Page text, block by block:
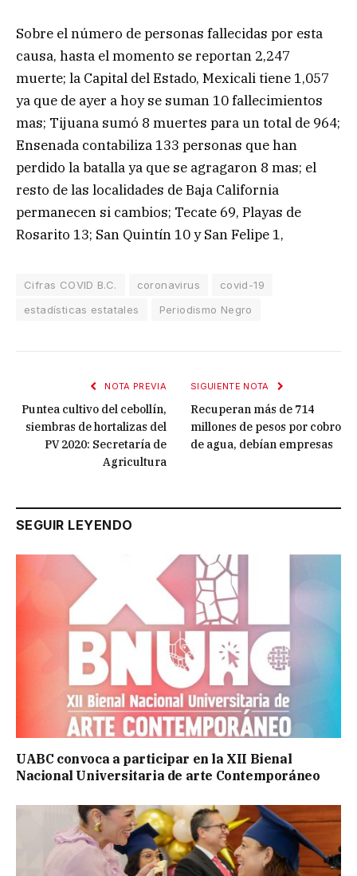
Sobre el número de personas fallecidas por esta
causa, hasta el momento se reportan 2,247
muerte; la Capital del Estado, Mexicali tiene 1,057
ya que de ayer a hoy se suman 10 fallecimientos
mas; Tijuana sumó 8 muertes para un total de 964;
Ensenada contabiliza 133 personas que han
perdido la batalla ya que se agragaron 8 mas; el
resto de las localidades de Baja California
permanecen si cambios; Tecate 69, Playas de
Rosarito 13; San Quintín 10 y San Felipe 1,
Cifras COVID B.C. coronavirus
covid-19
estadísticas estatales
Periodismo Negro
NOTA PREVIA
Puntea cultivo del cebollín,
siembras de hortalizas del
PV 2020: Secretaría de
Agricultura
SIGUIENTE NOTA
Recuperan más de 714
millones de pesos por cobro
de agua, debían empresas
SEGUIR LEYENDO
UABC convoca a participar en la XII Bienal
Nacional Universitaria de arte Contemporáneo